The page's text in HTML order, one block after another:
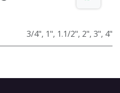
3/4", 1", 1.1/2", 2", 3", 4"